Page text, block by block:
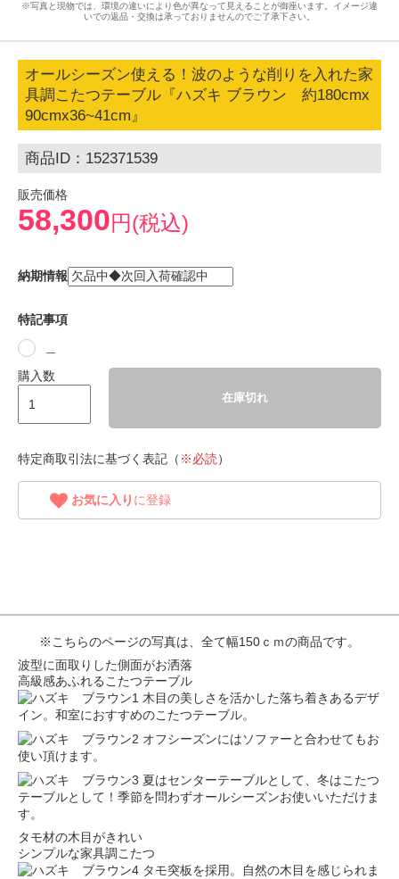
※写真と現物では、環境の違いにより色が異なって見えることが御座います。イメージ違
いでの返品・交換は承っておりませんのでご了承下さい。
オールシーズン使える！波のような削りを入れた家
具調こたつテーブル『ハズキ ブラウン 約180cmx
90cmx36~41cm』
商品ID：152371539
販売価格
58,300円(税込)
納期情報
特記事項
購入数
在庫切れ
特定商取引法に基づく表記（ ※必読）
お気に入り に登録
※こちらのページの写真は、全て幅150ｃｍの商品です。
波型に面取りした側面がお洒落
高級感あふれるこたつテーブル
木目の美しさを活かした落ち着きあるデザ
イン。和室におすすめのこたつテーブル。
オフシーズンにはソファーと合わせてもお
使い頂けます。
夏はセンターテーブルとして、冬はこたつ
テーブルとして！季節を問わずオールシーズンお使いいただけま
す。
タモ材の木目がきれい
シンプルな家具調こたつ
タモ突板を採用。自然の木目を感じられま